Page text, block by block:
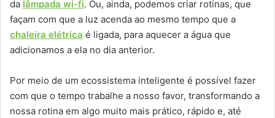
da lâmpada wi-fi. Ou, ainda, podemos criar rotinas, que
façam com que a luz acenda ao mesmo tempo que a
chaleira elétrica é ligada, para aquecer a água que
adicionamos a ela no dia anterior.
Por meio de um ecossistema inteligente é possível fazer
com que o tempo trabalhe a nosso favor, transformando a
nossa rotina em algo muito mais prático, rápido e, até